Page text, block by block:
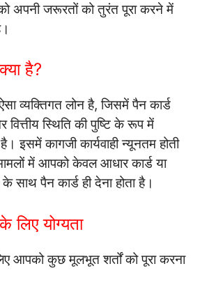
अपनी जरूरतों को तुरंत पूरा करने में
है?
व्यक्तिगत लोन है, जिसमें पैन कार्ड
स्थिति की पुष्टि के रूप में
इसमें कागजी कार्यवाही न्यूनतम होती
में आपको केवल आधार कार्ड या
पैन कार्ड ही देना होता है।
लिए योग्यता
आपको कुछ मूलभूत शर्तों को पूरा करना